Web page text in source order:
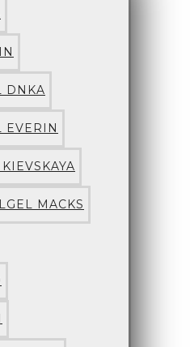
DNKA
EVERIN
MACKS